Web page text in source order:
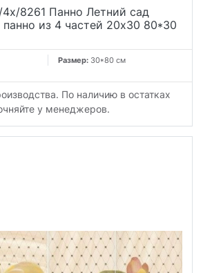
4x/8261 Панно Летний сад
из 4 частей 20х30 80*30
Размер: 30*80 см
По наличию в остатках
у менеджеров.